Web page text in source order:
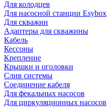
Для колодцев
Для насосной станции Esybox
Для скважин
Адаптеры для скважины
Кабель
Кессоны
Крепление
Крышки и оголовки
Слив системы
Соединение кабеля
Для фекальных насосов
Для циркуляционных насосов